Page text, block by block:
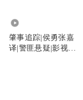
肇事追踪|侯勇张嘉
译|警匪悬疑|影视原